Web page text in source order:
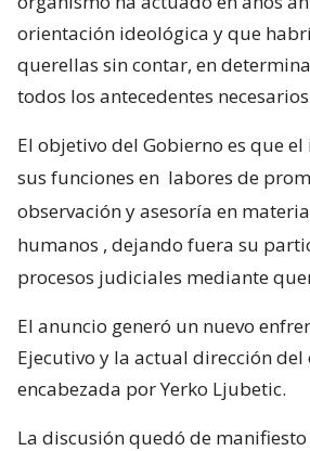
orientación ideológica y que
querellas sin contar, en
todos los antecedentes
El objetivo del Gobierno es que
sus funciones en labores de
observación y asesoría en
humanos , dejando fuera su
procesos judiciales mediante
El anuncio generó un nuevo
Ejecutivo y la actual dirección del
encabezada por Yerko Ljubetic.
La discusión quedó de